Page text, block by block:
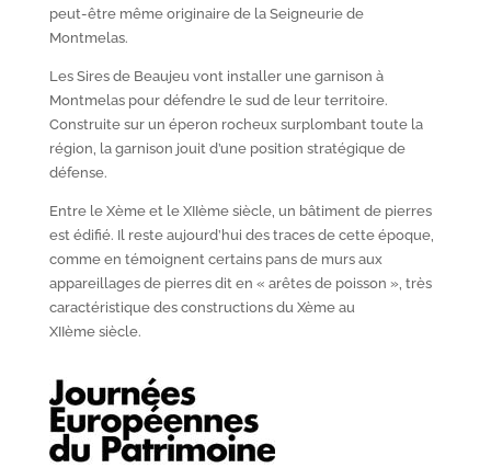
peut-être même originaire de la Seigneurie de
Montmelas.
Les Sires de Beaujeu vont installer une garnison à
Montmelas pour défendre le sud de leur territoire.
Construite sur un éperon rocheux surplombant toute la
région, la garnison jouit d’une position stratégique de
défense.
Entre le Xèmeet le XIIèmesiècle, un bâtiment de pierres
est édifié. Il reste aujourd’hui des traces de cette époque,
comme en témoignent certains pans de murs aux
appareillages de pierres dit en « arêtes de poisson », très
caractéristique des constructions du Xèmeau
XIIèmesiècle.